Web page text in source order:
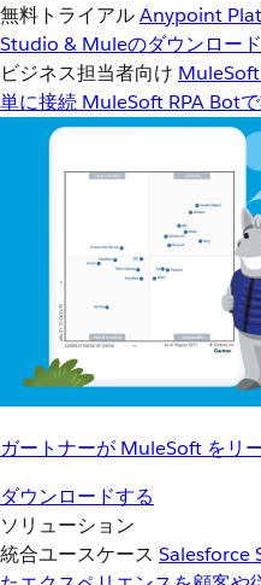
無料トライアルAnypoint
Studio & Muleのダウンロード
ビジネス担当者向け
単に接続 MuleSoft RPA Bot
ガートナーが MuleSoft をリ
ダウンロードする
ソリューション
統合ユースケース Salesforce